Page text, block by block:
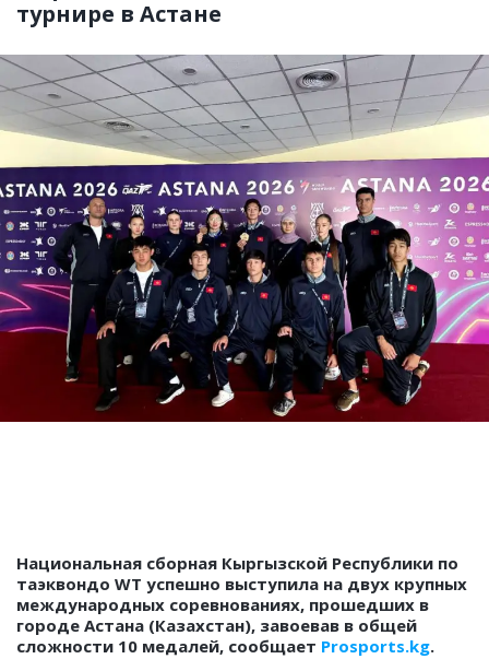
турнире в Астане
Национальная сборная Кыргызской Республики по
таэквондо WT успешно выступила на двух крупных
международных соревнованиях, прошедших в
городе Астана (Казахстан), завоевав в общей
сложности 10 медалей, сообщает Prosports.kg.